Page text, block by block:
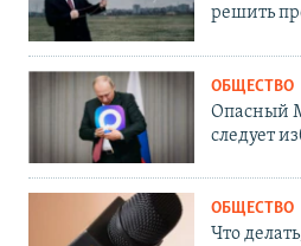
решить
ОБЩЕСТВО
Опасный
следует
ОБЩЕСТВО
Что